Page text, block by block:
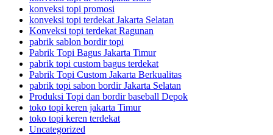
konveksi topi promosi
konveksi topi terdekat Jakarta Selatan
Konveksi topi terdekat Ragunan
pabrik sablon bordir topi
Pabrik Topi Bagus Jakarta Timur
pabrik topi custom bagus terdekat
Pabrik Topi Custom Jakarta Berkualitas
pabrik topi sabon bordir Jakarta Selatan
Produksi Topi dan bordir baseball Depok
toko topi keren jakarta Timur
toko topi keren terdekat
Uncategorized